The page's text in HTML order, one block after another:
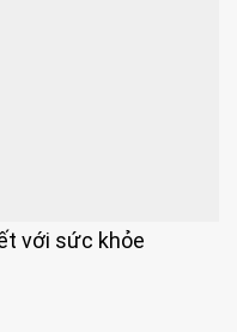
với sức khỏe